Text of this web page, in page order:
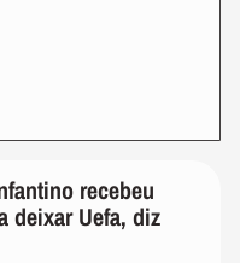
recebeu
deixar Uefa, diz